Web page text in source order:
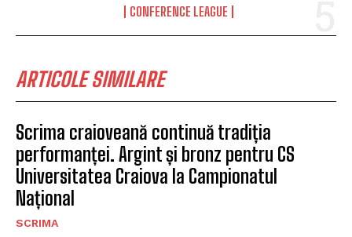
CONFERENCE LEAGUE
ARTICOLE SIMILARE
Scrima craioveană continuă tradiția
performanței. Argint și bronz pentru CS
Universitatea Craiova la Campionatul
Național
SCRIMA